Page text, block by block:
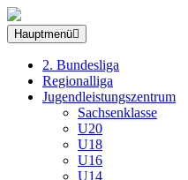
Hauptmenü
2. Bundesliga
Regionalliga
Jugendleistungszentrum
Sachsenklasse
U20
U18
U16
U14